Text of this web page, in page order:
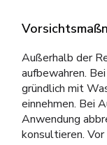
Außerhalb der
aufbewahren.
gründlich mit
einnehmen. Bei
Anwendung
konsultieren.